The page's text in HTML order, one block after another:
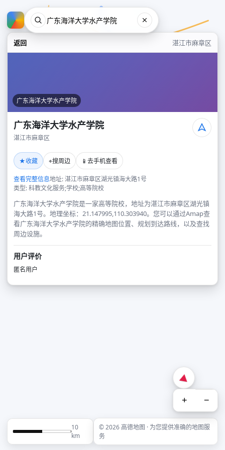
返回 湛江市麻章区
广东海洋大学水产学院
广东海洋大学水产学院
湛江市麻章区
★收藏 ⌖搜周边 📱 去手机查看
查看完整信息地址: 湛江市麻章区湖光镇海大路1号
类型: 科教文化服务;学校;高等院校
广东海洋大学水产学院是一家高等院校，地址为湛江市麻章区湖光镇
海大路1号。地理坐标：21.147995,110.303940。您可以通过Amap查
看广东海洋大学水产学院的精确地图位置、规划到达路线，以及查找
周边设施。
用户评价
匿名用户
+ −
10
km
© 2026 高德地图 · 为您提供准确的地图服
务